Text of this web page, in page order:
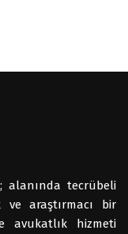
tecrübeli
araştırmacı bir
avukatlık hizmeti